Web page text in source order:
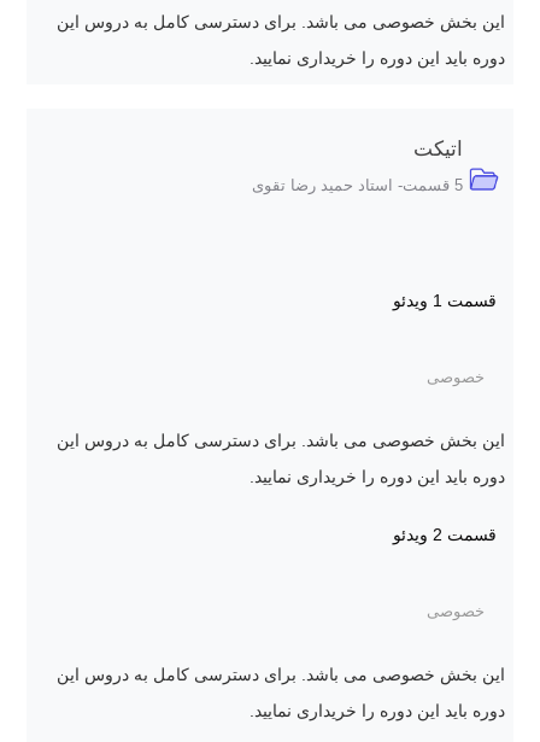
این بخش خصوصی می باشد. برای دسترسی کامل به دروس این
دوره باید این دوره را خریداری نمایید.
اتیکت
5 قسمت- استاد حمید رضا تقوی
قسمت 1 ویدئو
خصوصی
این بخش خصوصی می باشد. برای دسترسی کامل به دروس این
دوره باید این دوره را خریداری نمایید.
قسمت 2 ویدئو
خصوصی
این بخش خصوصی می باشد. برای دسترسی کامل به دروس این
دوره باید این دوره را خریداری نمایید.